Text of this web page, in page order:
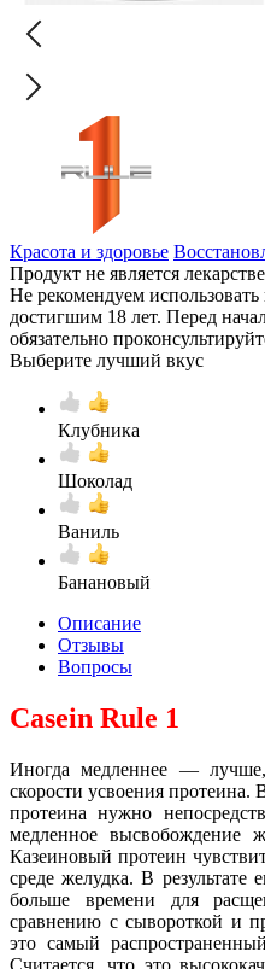
Красота и здоровье
Продукт не является
Не рекомендуем
достигшим 18 лет. Перед
обязательно
Выберите лучший вкус
Клубника
Шоколад
Ваниль
Банановый
Описание
Отзывы
Вопросы
Casein Rule 1
Иногда медленнее —
скорости усвоения протеина.
протеина нужно
медленное высвобождение
Казеиновый протеин
среде желудка. В
больше времени для
сравнению с сывороткой и
это самый
Считается, что это